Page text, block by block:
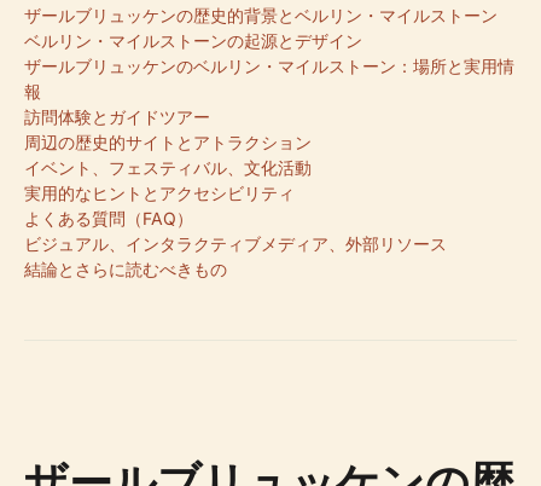
ザールブリュッケンの歴史的背景とベルリン・マイルストーン
ベルリン・マイルストーンの起源とデザイン
ザールブリュッケンのベルリン・マイルストーン：場所と実用情
報
訪問体験とガイドツアー
周辺の歴史的サイトとアトラクション
イベント、フェスティバル、文化活動
実用的なヒントとアクセシビリティ
よくある質問（FAQ）
ビジュアル、インタラクティブメディア、外部リソース
結論とさらに読むべきもの